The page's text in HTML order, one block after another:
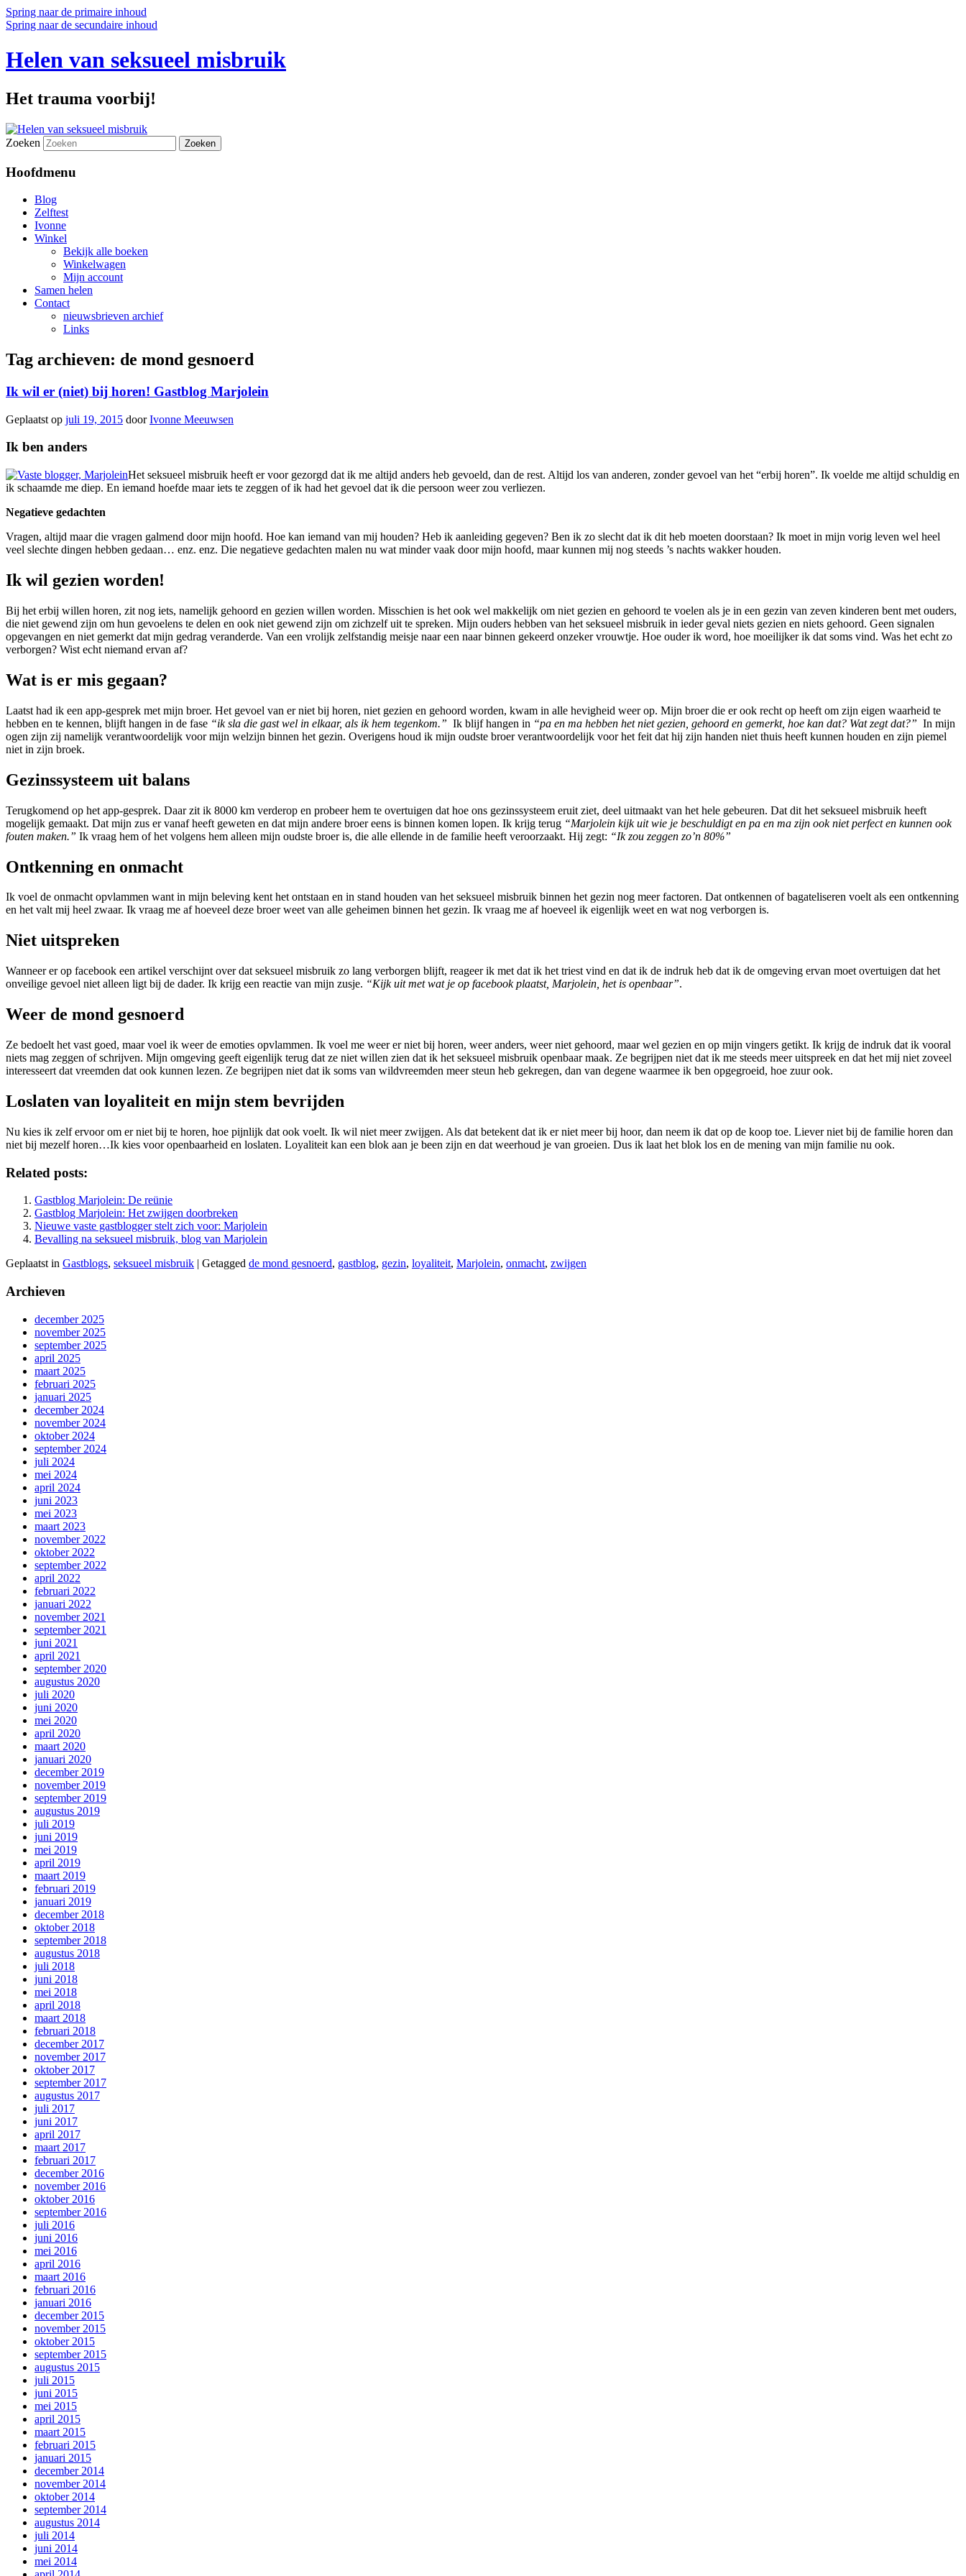
Spring naar de primaire inhoud
Spring naar de secundaire inhoud
Helen van seksueel misbruik
Het trauma voorbij!
Zoeken
Hoofdmenu
Blog
Zelftest
Ivonne
Winkel
Bekijk alle boeken
Winkelwagen
Mijn account
Samen helen
Contact
nieuwsbrieven archief
Links
Tag archieven: de mond gesnoerd
Ik wil er (niet) bij horen! Gastblog Marjolein
Geplaatst op juli 19, 2015 doorIvonne Meeuwsen
Ik ben anders
Het seksueel misbruik heeft er voor gezorgd dat ik me altijd anders heb gevoeld, dan de rest. Altijd los van anderen, zonder gevoel van het “erbij horen”. Ik voelde me altijd schuldig en
ik schaamde me diep. En iemand hoefde maar iets te zeggen of ik had het gevoel dat ik die persoon weer zou verliezen.
Negatieve gedachten
Vragen, altijd maar die vragen galmend door mijn hoofd. Hoe kan iemand van mij houden? Heb ik aanleiding gegeven? Ben ik zo slecht dat ik dit heb moeten doorstaan? Ik moet in mijn vorig leven wel heel
veel slechte dingen hebben gedaan… enz. enz. Die negatieve gedachten malen nu wat minder vaak door mijn hoofd, maar kunnen mij nog steeds ’s nachts wakker houden.
Ik wil gezien worden!
Bij het erbij willen horen, zit nog iets, namelijk gehoord en gezien willen worden. Misschien is het ook wel makkelijk om niet gezien en gehoord te voelen als je in een gezin van zeven kinderen bent met ouders,
die niet gewend zijn om hun gevoelens te delen en ook niet gewend zijn om zichzelf uit te spreken. Mijn ouders hebben van het seksueel misbruik in ieder geval niets gezien en niets gehoord. Geen signalen
opgevangen en niet gemerkt dat mijn gedrag veranderde. Van een vrolijk zelfstandig meisje naar een naar binnen gekeerd onzeker vrouwtje. Hoe ouder ik word, hoe moeilijker ik dat soms vind. Was het echt zo
verborgen? Wist echt niemand ervan af?
Wat is er mis gegaan?
Laatst had ik een app-gesprek met mijn broer. Het gevoel van er niet bij horen, niet gezien en gehoord worden, kwam in alle hevigheid weer op. Mijn broer die er ook recht op heeft om zijn eigen waarheid te
hebben en te kennen, blijft hangen in de fase “ik sla die gast wel in elkaar, als ik hem tegenkom.” Ik blijf hangen in “pa en ma hebben het niet gezien, gehoord en gemerkt, hoe kan dat? Wat zegt dat?” In mijn
ogen zijn zij namelijk verantwoordelijk voor mijn welzijn binnen het gezin. Overigens houd ik mijn oudste broer verantwoordelijk voor het feit dat hij zijn handen niet thuis heeft kunnen houden en zijn piemel
niet in zijn broek.
Gezinssysteem uit balans
Terugkomend op het app-gesprek. Daar zit ik 8000 km verderop en probeer hem te overtuigen dat hoe ons gezinssysteem eruit ziet, deel uitmaakt van het hele gebeuren. Dat dit het seksueel misbruik heeft
mogelijk gemaakt. Dat mijn zus er vanaf heeft geweten en dat mijn andere broer eens is binnen komen lopen. Ik krijg terug “Marjolein kijk uit wie je beschuldigt en pa en ma zijn ook niet perfect en kunnen ook
fouten maken.” Ik vraag hem of het volgens hem alleen mijn oudste broer is, die alle ellende in de familie heeft veroorzaakt. Hij zegt: “Ik zou zeggen zo’n 80%”
Ontkenning en onmacht
Ik voel de onmacht opvlammen want in mijn beleving kent het ontstaan en in stand houden van het seksueel misbruik binnen het gezin nog meer factoren. Dat ontkennen of bagateliseren voelt als een ontkenning
en het valt mij heel zwaar. Ik vraag me af hoeveel deze broer weet van alle geheimen binnen het gezin. Ik vraag me af hoeveel ik eigenlijk weet en wat nog verborgen is.
Niet uitspreken
Wanneer er op facebook een artikel verschijnt over dat seksueel misbruik zo lang verborgen blijft, reageer ik met dat ik het triest vind en dat ik de indruk heb dat ik de omgeving ervan moet overtuigen dat het
onveilige gevoel niet alleen ligt bij de dader. Ik krijg een reactie van mijn zusje. “Kijk uit met wat je op facebook plaatst, Marjolein, het is openbaar”.
Weer de mond gesnoerd
Ze bedoelt het vast goed, maar voel ik weer de emoties opvlammen. Ik voel me weer er niet bij horen, weer anders, weer niet gehoord, maar wel gezien en op mijn vingers getikt. Ik krijg de indruk dat ik vooral
niets mag zeggen of schrijven. Mijn omgeving geeft eigenlijk terug dat ze niet willen zien dat ik het seksueel misbruik openbaar maak. Ze begrijpen niet dat ik me steeds meer uitspreek en dat het mij niet zoveel
interesseert dat vreemden dat ook kunnen lezen. Ze begrijpen niet dat ik soms van wildvreemden meer steun heb gekregen, dan van degene waarmee ik ben opgegroeid, hoe zuur ook.
Loslaten van loyaliteit en mijn stem bevrijden
Nu kies ik zelf ervoor om er niet bij te horen, hoe pijnlijk dat ook voelt. Ik wil niet meer zwijgen. Als dat betekent dat ik er niet meer bij hoor, dan neem ik dat op de koop toe. Liever niet bij de familie horen dan
niet bij mezelf horen…Ik kies voor openbaarheid en loslaten. Loyaliteit kan een blok aan je been zijn en dat weerhoud je van groeien. Dus ik laat het blok los en de mening van mijn familie nu ook.
Related posts:
Gastblog Marjolein: De reünie
Gastblog Marjolein: Het zwijgen doorbreken
Nieuwe vaste gastblogger stelt zich voor: Marjolein
Bevalling na seksueel misbruik, blog van Marjolein
Geplaatst in Gastblogs, seksueel misbruik | Getagged de mond gesnoerd, gastblog, gezin, loyaliteit, Marjolein, onmacht, zwijgen
Archieven
december 2025
november 2025
september 2025
april 2025
maart 2025
februari 2025
januari 2025
december 2024
november 2024
oktober 2024
september 2024
juli 2024
mei 2024
april 2024
juni 2023
mei 2023
maart 2023
november 2022
oktober 2022
september 2022
april 2022
februari 2022
januari 2022
november 2021
september 2021
juni 2021
april 2021
september 2020
augustus 2020
juli 2020
juni 2020
mei 2020
april 2020
maart 2020
januari 2020
december 2019
november 2019
september 2019
augustus 2019
juli 2019
juni 2019
mei 2019
april 2019
maart 2019
februari 2019
januari 2019
december 2018
oktober 2018
september 2018
augustus 2018
juli 2018
juni 2018
mei 2018
april 2018
maart 2018
februari 2018
december 2017
november 2017
oktober 2017
september 2017
augustus 2017
juli 2017
juni 2017
april 2017
maart 2017
februari 2017
december 2016
november 2016
oktober 2016
september 2016
juli 2016
juni 2016
mei 2016
april 2016
maart 2016
februari 2016
januari 2016
december 2015
november 2015
oktober 2015
september 2015
augustus 2015
juli 2015
juni 2015
mei 2015
april 2015
maart 2015
februari 2015
januari 2015
december 2014
november 2014
oktober 2014
september 2014
augustus 2014
juli 2014
juni 2014
mei 2014